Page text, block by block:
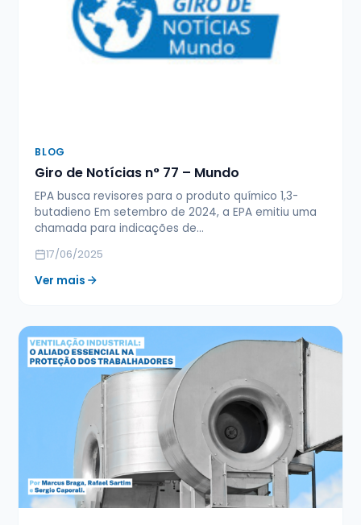
BLOG
Giro de Notícias n° 77 – Mundo
EPA busca revisores para o produto químico 1,3-
butadieno Em setembro de 2024, a EPA emitiu uma
chamada para indicações de…
17/06/2025
Ver mais